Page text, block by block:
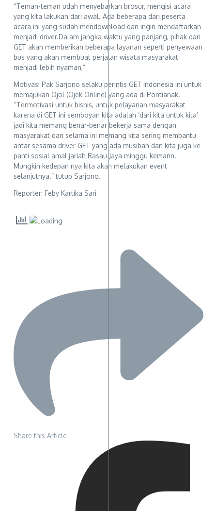
“Teman-teman udah menyebarkan brosur, mengisi acara
yang kita lakukan dari awal. Ada beberapa dari peserta
acara ini yang sudah mendownload dan ingin mendaftarkan
menjadi driver.Dalam jangka waktu yang panjang, pihak dari
GET akan memberikan beberapa layanan seperti penyewaan
bus yang akan membuat perjalan wisata masyarakat
menjadi lebih nyaman,”
Motivasi Pak Sarjono selaku perintis GET Indonesia ini untuk
memajukan Ojol (Ojek Online) yang ada di Pontianak.
“Termotivasi untuk bisnis, untuk pelayanan masyarakat
karena di GET ini semboyan kita adalah ‘dari kita untuk kita’
jadi kita memang benar-benar bekerja sama dengan
masyarakat dan selama ini memang kita sering membantu
antar sesama driver GET yang ada musibah dan kita juga ke
panti sosial amal jariah Rasau Jaya minggu kemarin.
Mungkin kedepan nya kita akan melakukan event
selanjutnya.” tutup Sarjono.
Reporter: Feby Kartika Sari
Share this Article